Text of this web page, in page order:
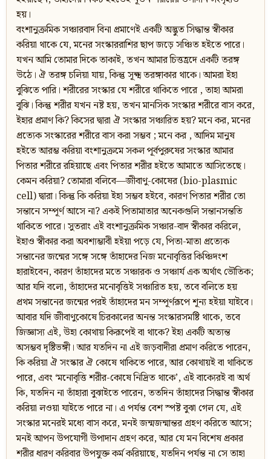
হয়।
বংশানুক্রমিক সঞ্চারবাদ বিনা প্রমাণেই একটি অদ্ভুত সিদ্ধান্ত স্বীকার
করিয়া থাকে যে, মনের সংস্কাররাশির ছাপ জড়ে সঞ্চিত হইতে পারে।
যখন আমি তোমার দিকে তাকাই, তখন আমার চিত্তহ্রদে একটি তরঙ্গ
উঠে। ঐ তরঙ্গ চলিয়া যায়, কিন্তু সূক্ষ্ম তরঙ্গাকার থাকে। আমরা ইহা
বুঝিতে পারি। শরীরের সংস্কার যে শরীরে থাকিতে পারে , তাহা আমরা
বুঝি। কিন্তু শরীর যখন নষ্ট হয়, তখন মানসিক সংস্কার শরীরে বাস করে,
ইহার প্রমাণ কি? কিসের দ্বারা ঐ সংস্কার সঞ্চারিত হয়? মনে কর, মনের
প্রত্যেক সংস্কারের শরীরে বাস করা সম্ভব ; মনে কর , আদিম মানুষ
হইতে আরম্ভ করিয়া বংশানুক্রমে সকল পূর্বপুরুষের সংস্কার আমার
পিতার শরীরে রহিয়াছে এবং পিতার শরীর হইতে আমাতে আসিতেছে।
কেমন করিয়া? তোমারা বলিবে—জীবাণু-কোষের (bio-plasmic
cell) দ্বারা। কিন্তু কি করিয়া ইহা সম্ভব হইবে, কারণ পিতার শরীর তো
সন্তানে সম্পূর্ণ আসে না? একই পিতামাতার অনেকগুলি সন্তানসন্ততি
থাকিতে পারে। সুতরাং এই বংশানুক্রমিক সঞ্চার-বাদ স্বীকার করিলে,
ইহাও স্বীকার করা অবশ্যম্ভাবী হইয়া পড়ে যে, পিতা-মাতা প্রত্যেক
সন্তানের জন্মের সঙ্গে সঙ্গে তাঁহাদের নিজ মনোবৃত্তির কিঞ্চিদংশ
হারাইবেন, কারণ তাঁহাদের মতে সঞ্চারক ও সঞ্চার্য এক অর্থাৎ ভৌতিক;
আর যদি বলো, তাঁহাদের মনোবৃত্তিই সঞ্চারিত হয়, তবে বলিতে হয়
প্রথম সন্তানের জন্মের পরই তাঁহাদের মন সম্পূর্ণরূপে শূন্য হইয়া যাইবে।
আবার যদি জীবাণুকোষে চিরকালের অনন্ত সংস্কারসমষ্টি থাকে, তবে
জিজ্ঞাস্য এই, উহা কোথায় কিরূপেই বা থাকে? ইহা একটি অত্যন্ত
অসম্ভব দৃষ্টিভঙ্গী। আর যতদিন না এই জড়বাদীরা প্রমাণ করিতে পারেন,
কি করিয়া ঐ সংস্কার ঐ কোষে থাকিতে পারে, আর কোথায়ই বা থাকিতে
পারে, এবং ‘মনোবৃত্তি শরীর-কোষে নিদ্রিত থাকে’, এই বাক্যেরই বা অর্থ
কি, যতদিন না তাঁহারা বুঝাইতে পারেন, ততদিন তাঁহাদের সিদ্ধান্ত স্বীকার
করিয়া লওয়া যাইতে পারে না। এ পর্যন্ত বেশ স্পষ্ট বুঝা গেল যে, এই
সংস্কার মনেরই মধ্যে বাস করে, মনই জন্মজন্মান্তর গ্রহণ করিতে আসে;
মনই আপন উপযোগী উপাদান গ্রহণ করে, আর যে মন বিশেষ প্রকার
শরীর ধারণ করিবার উপযুক্ত কর্ম করিয়াছে, যতদিন পর্যন্ত না সে তাহা